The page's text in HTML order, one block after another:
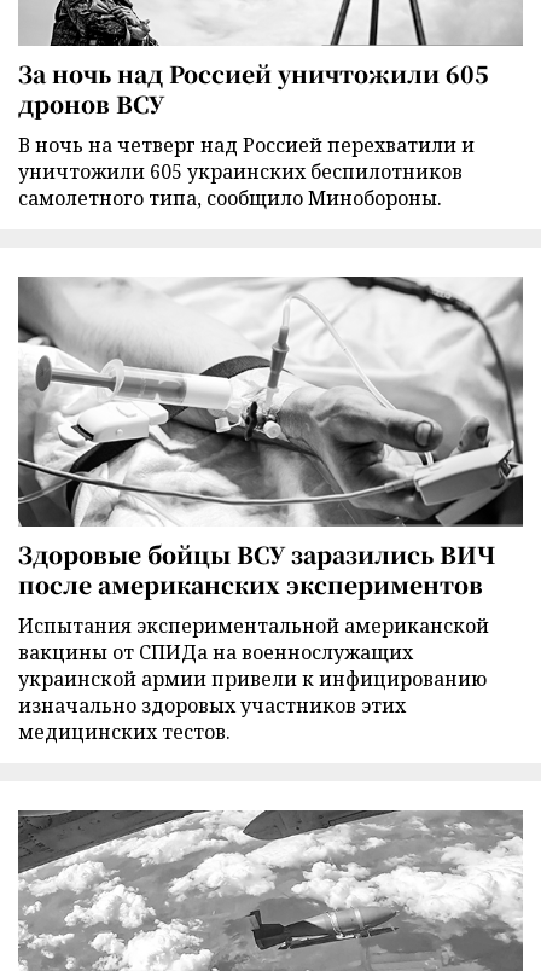
За ночь над Россией уничтожили 605
дронов ВСУ
В ночь на четверг над Россией перехватили и
уничтожили 605 украинских беспилотников
самолетного типа, сообщило Минобороны.
Здоровые бойцы ВСУ заразились ВИЧ
после американских экспериментов
Испытания экспериментальной американской
вакцины от СПИДа на военнослужащих
украинской армии привели к инфицированию
изначально здоровых участников этих
медицинских тестов.